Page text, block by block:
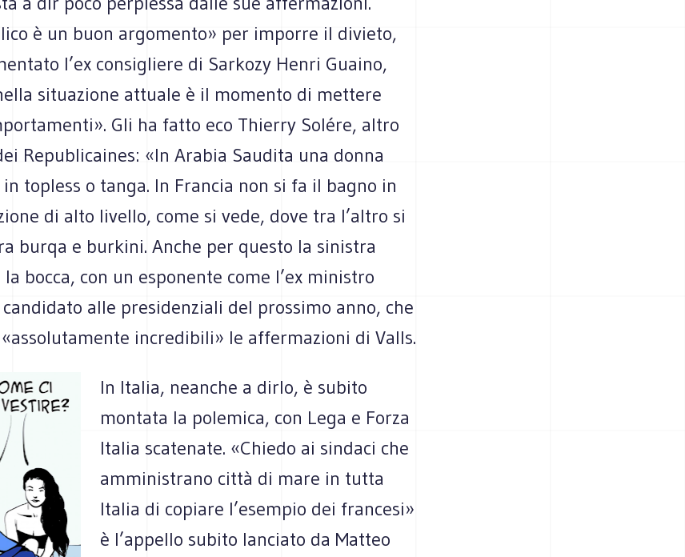
è un buon argomento» per imporre il divieto,
l’ex consigliere di Sarkozy Henri Guaino,
situazione attuale è il momento di mettere
Gli ha fatto eco Thierry Solére, altro
Republicaines: «In Arabia Saudita una donna
topless o tanga. In Francia non si fa il bagno in
di alto livello, come si vede, dove tra l’altro si
burqa e burkini. Anche per questo la sinistra
bocca, con un esponente come l’ex ministro
alle presidenziali del prossimo anno, che
incredibili» le affermazioni di Valls.
In Italia, neanche a dirlo, è subito
montata la polemica, con Lega e Forza
Italia scatenate. «Chiedo ai sindaci che
amministrano città di mare in tutta
Italia di copiare l’esempio dei francesi»
è l’appello subito lanciato da Matteo